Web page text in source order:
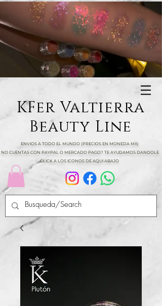
KFer Valtierra
Beauty Line
ENVIOS A TODO EL MUNDO (PRECIOS EN MONEDA MX)
NO CUENTAS CON PAYPAL O MERCADO PAGO? TE AYUDAMOS DANDOLE
CLICK A LOS ICONOS DE AQUI ABAJO